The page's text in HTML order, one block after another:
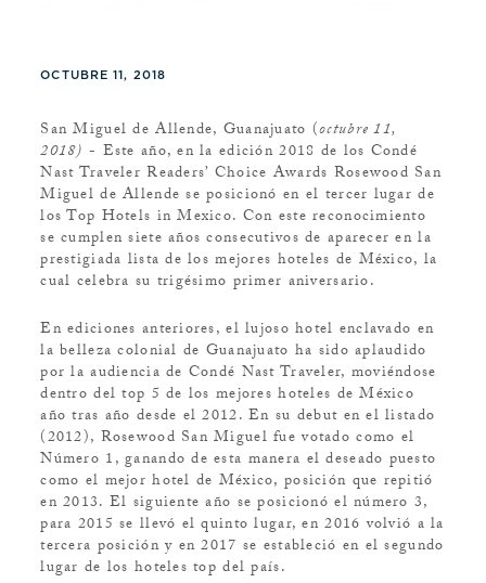
OCTUBRE 11, 2018
San Miguel de Allende, Guanajuato (octubre 11,
2018) - Este año, en la edición 2018 de los Condé
Nast Traveler Readers’ Choice Awards Rosewood San
Miguel de Allende se posicionó en el tercer lugar de
los Top Hotels in Mexico. Con este reconocimiento
se cumplen siete años consecutivos de aparecer en la
prestigiada lista de los mejores hoteles de México, la
cual celebra su trigésimo primer aniversario.
En ediciones anteriores, el lujoso hotel enclavado en
la belleza colonial de Guanajuato ha sido aplaudido
por la audiencia de Condé Nast Traveler, moviéndose
dentro del top 5 de los mejores hoteles de México
año tras año desde el 2012. En su debut en el listado
(2012), Rosewood San Miguel fue votado como el
Número 1, ganando de esta manera el deseado puesto
como el mejor hotel de México, posición que repitió
en 2013. El siguiente año se posicionó el número 3,
para 2015 se llevó el quinto lugar, en 2016 volvió a la
tercera posición y en 2017 se estableció en el segundo
lugar de los hoteles top del país.